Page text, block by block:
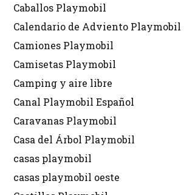
Caballos Playmobil
Calendario de Adviento Playmobil
Camiones Playmobil
Camisetas Playmobil
Camping y aire libre
Canal Playmobil Español
Caravanas Playmobil
Casa del Árbol Playmobil
casas playmobil
casas playmobil oeste